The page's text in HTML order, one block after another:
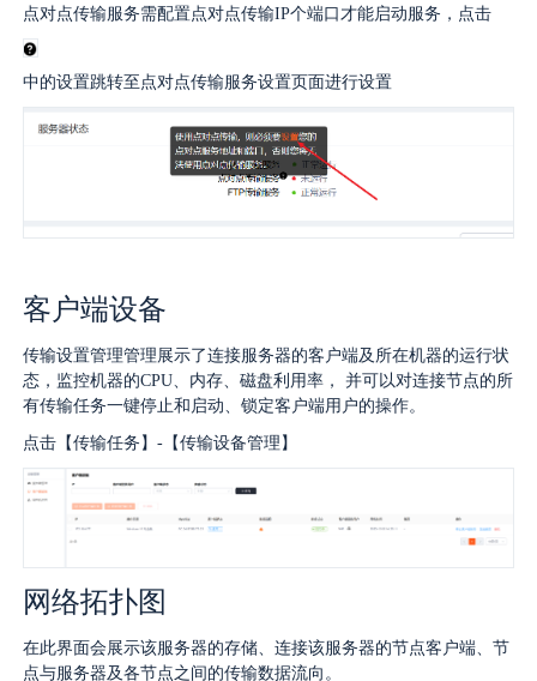
点对点传输服务需配置点对点传输IP个端口才能启动服务，点击
中的设置跳转至点对点传输服务设置页面进行设置
客户端设备
传输设置管理管理展示了连接服务器的客户端及所在机器的运行状
态，监控机器的CPU、内存、磁盘利用率， 并可以对连接节点的所
有传输任务一键停止和启动、锁定客户端用户的操作。
点击【传输任务】-【传输设备管理】
网络拓扑图
在此界面会展示该服务器的存储、连接该服务器的节点客户端、节
点与服务器及各节点之间的传输数据流向。